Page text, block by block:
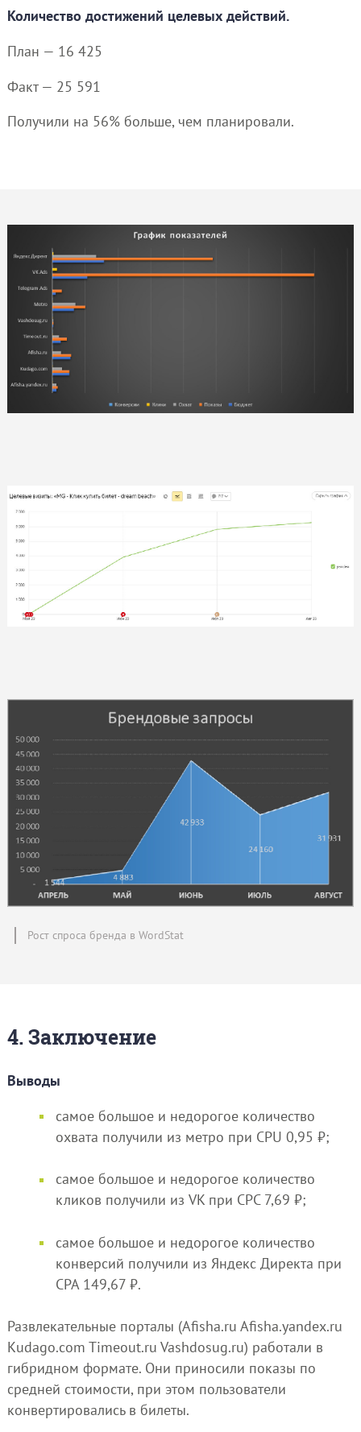
Количество достижений целевых действий.
План — 16 425
Факт — 25 591
Получили на 56% больше, чем планировали.
Рост спроса бренда в WordStat
4. Заключение
Выводы
самое большое и недорогое количество
охвата получили из метро при CPU 0,95 ₽;
самое большое и недорогое количество
кликов получили из VK при CPC 7,69 ₽;
самое большое и недорогое количество
конверсий получили из Яндекс Директа при
CPA 149,67 ₽.
Развлекательные порталы (Afisha.ru Afisha.yandex.ru
Kudago.com Timeout.ru Vashdosug.ru) работали в
гибридном формате. Они приносили показы по
средней стоимости, при этом пользователи
конвертировались в билеты.